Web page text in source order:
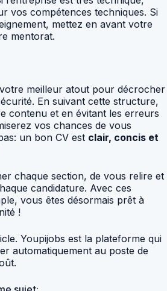
vos compétences techniques. Si
mettez en avant votre
mentorat.
meilleur atout pour décrocher
En suivant cette structure,
contenu et en évitant les erreurs
vos chances de vous
un bon CV est clair, concis et
chaque section, de vous relire et
candidature. Avec ces
vous êtes désormais prêt à
!
Youpijobs est la plateforme qui
automatiquement au poste de